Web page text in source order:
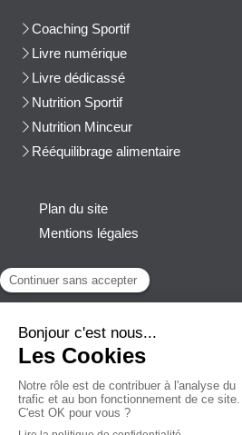
Coaching Sportif
Livre numérique
Livre dédicassé
Nutrition Sportif
Nutrition Minceur
Rééquilibrage alimentaire
Plan du site
Mentions légales
Contact
cblanchard@beep-consulting.com
Contacter Cyril